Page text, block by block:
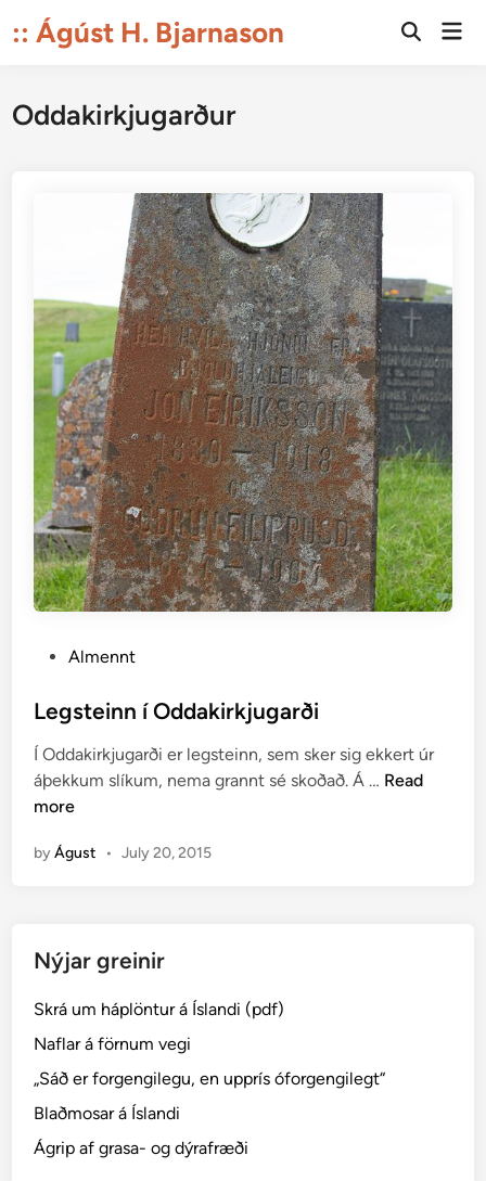
to:: Ágúst H. Bjarnason
Open
Oddakirkjugarður
s
e
d
i
Almennt
Legsteinn í Oddakirkjugarði
Í Oddakirkjugarði er legsteinn, sem sker sig ekkert úr
áþekkum slíkum, nema grannt sé skoðað. Á … L
Read
more
byÁgust • July 20, 2015
Nýjar greinir
Skrá um háplöntur á Íslandi (pdf)
Naflar á förnum vegi
„Sáð er forgengilegu, en upprís óforgengilegt“
Blaðmosar á Íslandi
Ágrip af grasa- og dýrafræði